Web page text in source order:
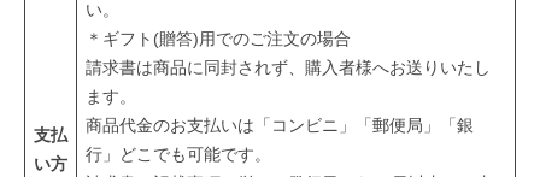
け
支払
い方
い。
＊ギフト(贈答)用でのご注文の場合
請求書は商品に同封されず、購入者様へお送りいたし
ます。
商品代金のお支払いは「コンビニ」「郵便局」「銀
行」どこでも可能です。